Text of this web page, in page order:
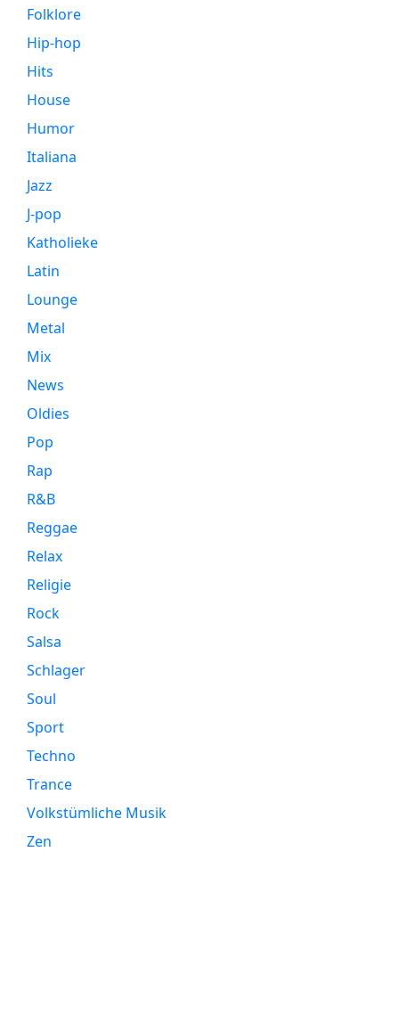
Folklore
Hip-hop
Hits
House
Humor
Italiana
Jazz
J-pop
Katholieke
Latin
Lounge
Metal
Mix
News
Oldies
Pop
Rap
R&B
Reggae
Relax
Religie
Rock
Salsa
Schlager
Soul
Sport
Techno
Trance
Volkstümliche Musik
Zen